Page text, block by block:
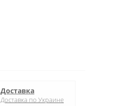
Доставка
Доставка по Украине